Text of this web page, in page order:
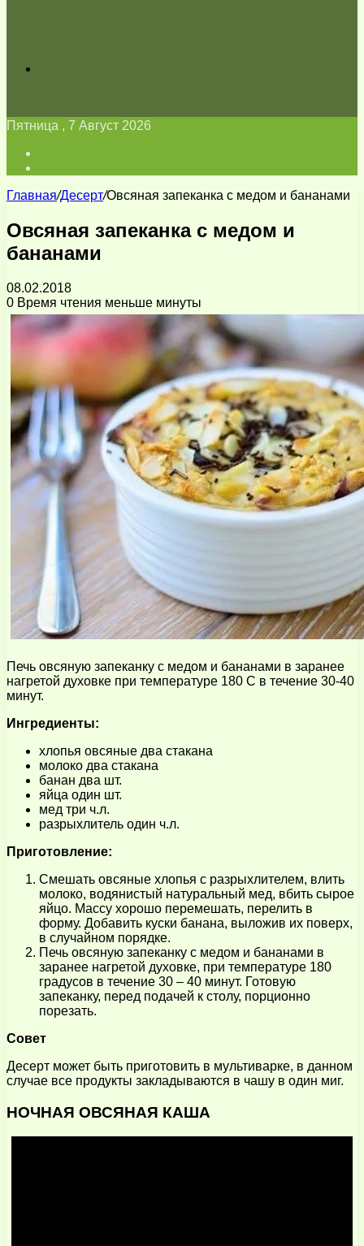
Пятница , 7 Август 2026
Главная/Десерт/Овсяная запеканка с медом и бананами
Овсяная запеканка с медом и
бананами
08.02.2018
0 Время чтения меньше минуты
Печь овсяную запеканку с медом и бананами в заранее
нагретой духовке при температуре 180 C в течение 30-40
минут.
Ингредиенты:
хлопья овсяные два стакана
молоко два стакана
банан два шт.
яйца один шт.
мед три ч.л.
разрыхлитель один ч.л.
Приготовление:
Смешать овсяные хлопья с разрыхлителем, влить
молоко, водянистый натуральный мед, вбить сырое
яйцо. Массу хорошо перемешать, перелить в
форму. Добавить куски банана, выложив их поверх,
в случайном порядке.
Печь овсяную запеканку с медом и бананами в
заранее нагретой духовке, при температуре 180
градусов в течение 30 – 40 минут. Готовую
запеканку, перед подачей к столу, порционно
порезать.
Совет
Десерт может быть приготовить в мультиварке, в данном
случае все продукты закладываются в чашу в один миг.
НОЧНАЯ ОВСЯНАЯ КАША